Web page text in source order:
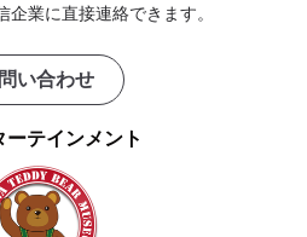
企業に直接連絡できます。
い合わせ
テインメント